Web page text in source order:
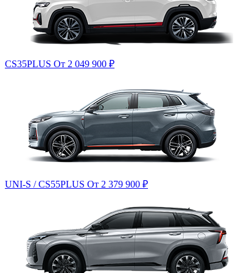
CS35PLUS От 2 049 900 ₽
UNI-S / CS55PLUS От 2 379 900 ₽